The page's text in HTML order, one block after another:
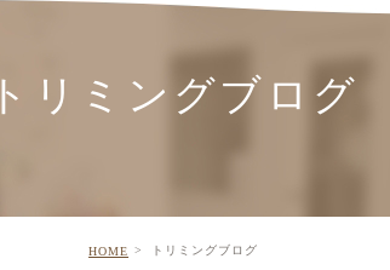
トリミングブログ
HOME トリミングブログ